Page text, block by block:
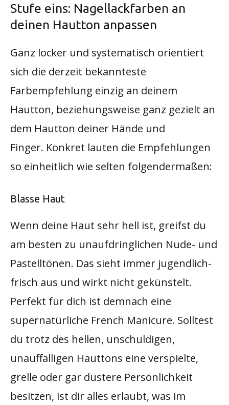
Stufe eins: Nagellackfarben an
deinen Hautton anpassen
Ganz locker und systematisch orientiert
sich die derzeit bekannteste
Farbempfehlung einzig an deinem
Hautton, beziehungsweise ganz gezielt an
dem Hautton deiner Hände und
Finger. Konkret lauten die Empfehlungen
so einheitlich wie selten folgendermaßen:
Blasse Haut
Wenn deine Haut sehr hell ist, greifst du
am besten zu unaufdringlichen Nude- und
Pastelltönen. Das sieht immer jugendlich-
frisch aus und wirkt nicht gekünstelt.
Perfekt für dich ist demnach eine
supernatürliche French Manicure. Solltest
du trotz des hellen, unschuldigen,
unauffälligen Hauttons eine verspielte,
grelle oder gar düstere Persönlichkeit
besitzen, ist dir alles erlaubt, was im